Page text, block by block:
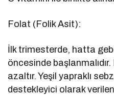
Folat (Folik Asit):
İlk trimesterde, hatta
öncesinde
azaltır. Yeşil yapraklı
destekleyici olarak